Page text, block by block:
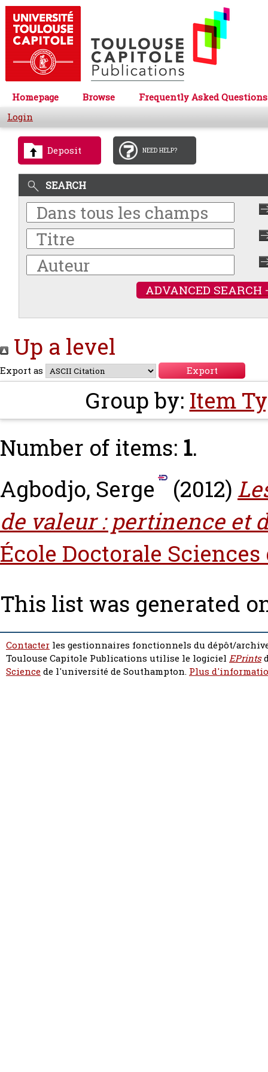
Homepage Browse
Frequently Asked Questions
Login
Deposit NEED HELP?
SEARCH
ADVANCED SEARCH
Up a level
Export as
Group by: Item
Number of items: 1.
Agbodjo, Serge
(2012)
de valeur : pertinence et
École Doctorale
This list was generated
Contacter les gestionnaires fonctionnels du dépôt/
Toulouse Capitole Publications utilise le logiciel EPrints
Sciencede l'université de Southampton. Plus